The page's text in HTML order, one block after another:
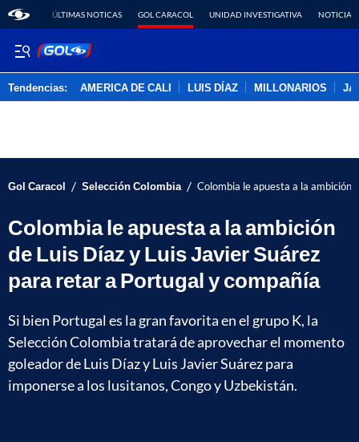
ÚLTIMAS NOTICAS GOL CARACOL UNIDAD INVESTIGATIVA NOTICIAS
Tendencias: AMERICA DE CALI LUIS DÍAZ MILLONARIOS
Gol Caracol / Selección Colombia / Colombia le apuesta a la ambición
Colombia le apuesta a la ambición
de Luis Díaz y Luis Javier Suárez
para retar a Portugal y compañía
Si bien Portugal es la gran favorita en el grupo K, la
Selección Colombia tratará de aprovechar el momento
goleador de Luis Díaz y Luis Javier Suárez para
imponerse a los lusitanos, Congo y Uzbekistán.